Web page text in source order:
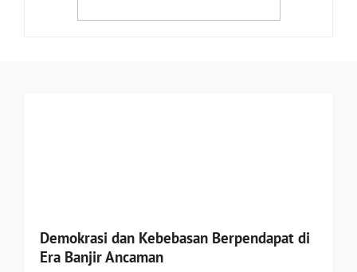
Demokrasi dan Kebebasan Berpendapat di
Era Banjir Ancaman